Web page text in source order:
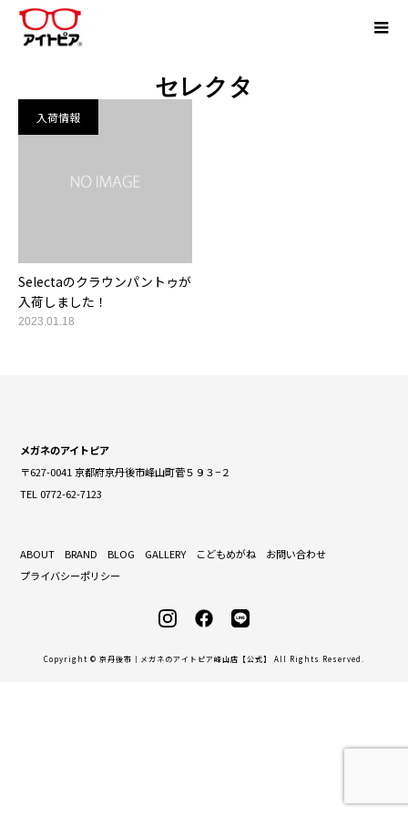
セレクタ
入荷情報
Selectaのクラウンパントゥが
入荷しました！
2023.01.18
メガネのアイトピア
〒627-0041 京都府京丹後市峰山町菅５９３−２
TEL 0772-62-7123
ABOUT BRAND BLOG GALLERY こどもめがね
お問い合わせ
プライバシーポリシー
Copyright © 京丹後市｜メガネのアイトピア峰山店【公式】 All Rights Reserved.